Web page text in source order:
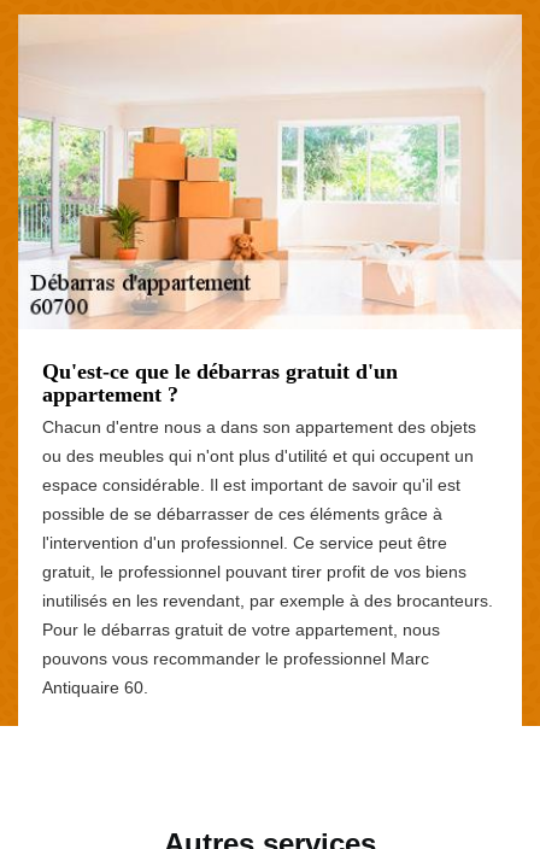
Qu'est-ce que le débarras gratuit d'un
appartement ?
Chacun d'entre nous a dans son appartement des objets
ou des meubles qui n'ont plus d'utilité et qui occupent un
espace considérable. Il est important de savoir qu'il est
possible de se débarrasser de ces éléments grâce à
l'intervention d'un professionnel. Ce service peut être
gratuit, le professionnel pouvant tirer profit de vos biens
inutilisés en les revendant, par exemple à des brocanteurs.
Pour le débarras gratuit de votre appartement, nous
pouvons vous recommander le professionnel Marc
Antiquaire 60.